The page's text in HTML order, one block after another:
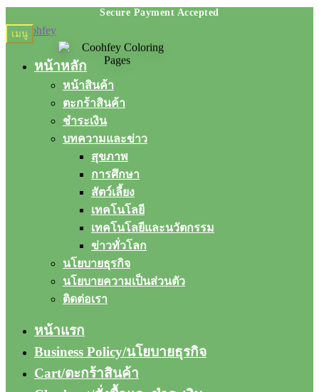
Skip
to
Skip
to
เมนู
หน้าหลัก
หน้าสินค้า
ตะกร้าสินค้า
ชำระเงิน
บทความและข่าว
สุขภาพ
การศึกษา
สัตว์เลี้ยง
เทคโนโลยี
เทคโนโลยีและนวัตกรรม
ข่าวทั่วโลก
นโยบายธุรกิจ
นโยบายความเป็นส่วนตัว
ติดต่อเรา
หน้าแรก
Business Policy/นโยบายธุรกิจ
Cart/ตะกร้าสินค้า